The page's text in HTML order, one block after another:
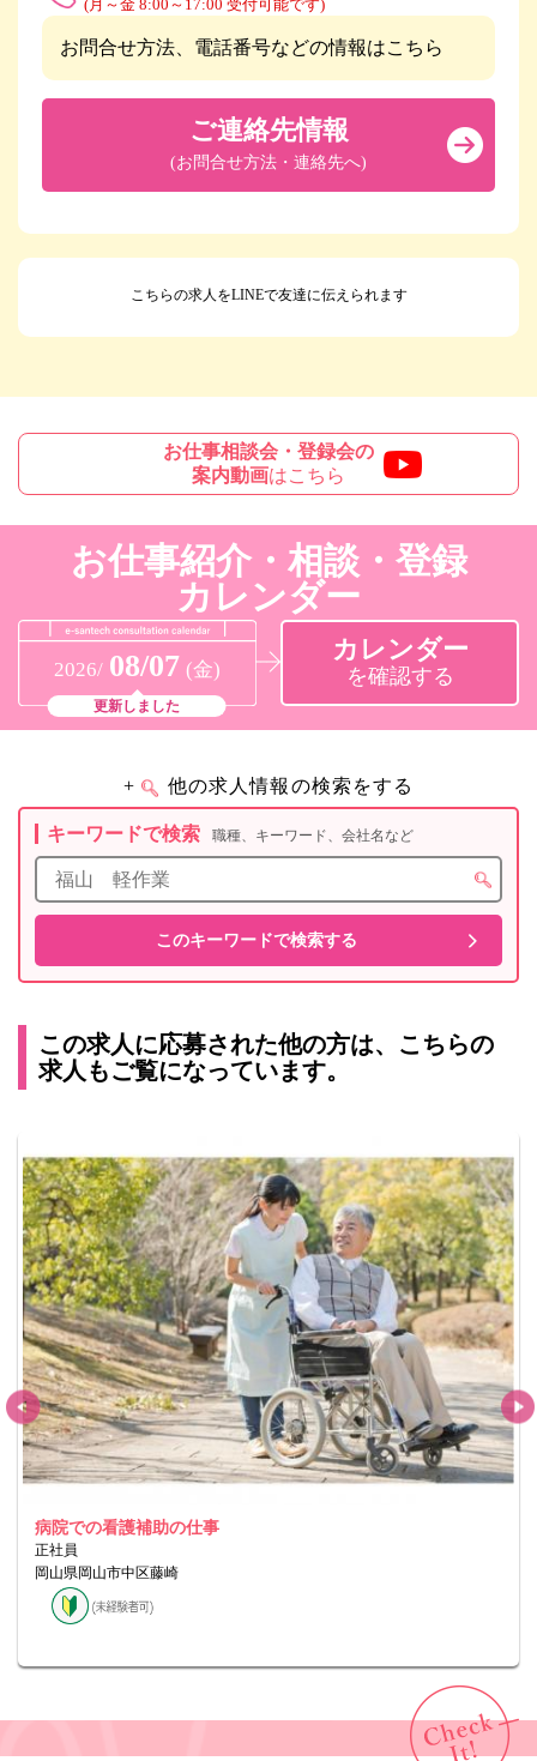
(月～金 8:00～17:00 受付可能です)
お問合せ方法、電話番号などの情報はこちら
ご連絡先情報
(お問合せ方法・連絡先へ)
こちらの求人をLINEで友達に伝えられます
お仕事相談会・登録会の
案内動画はこちら
お仕事紹介・相談・登録
カレンダー
2026/ 08/07 (金)
更新しました
カレンダー
を確認する
+ 他の求人情報の検索をする
キーワードで検索 職種、キーワード、会社名など
この求人に応募された他の方は、こちらの
求人もご覧になっています。
病院での看護補助の仕事
正社員
岡山県岡山市中区藤崎